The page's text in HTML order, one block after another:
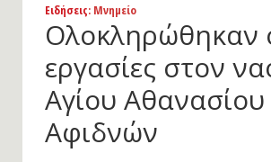
Ειδήσεις: Μνημείο
Ολοκληρώθηκαν
εργασίες στον
Αγίου Αθανασίου
Αφιδνών